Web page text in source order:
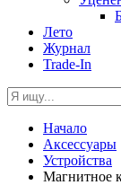
Лето
Журнал
Trade-In
Начало
Аксессуары
Устройства
Магнитное